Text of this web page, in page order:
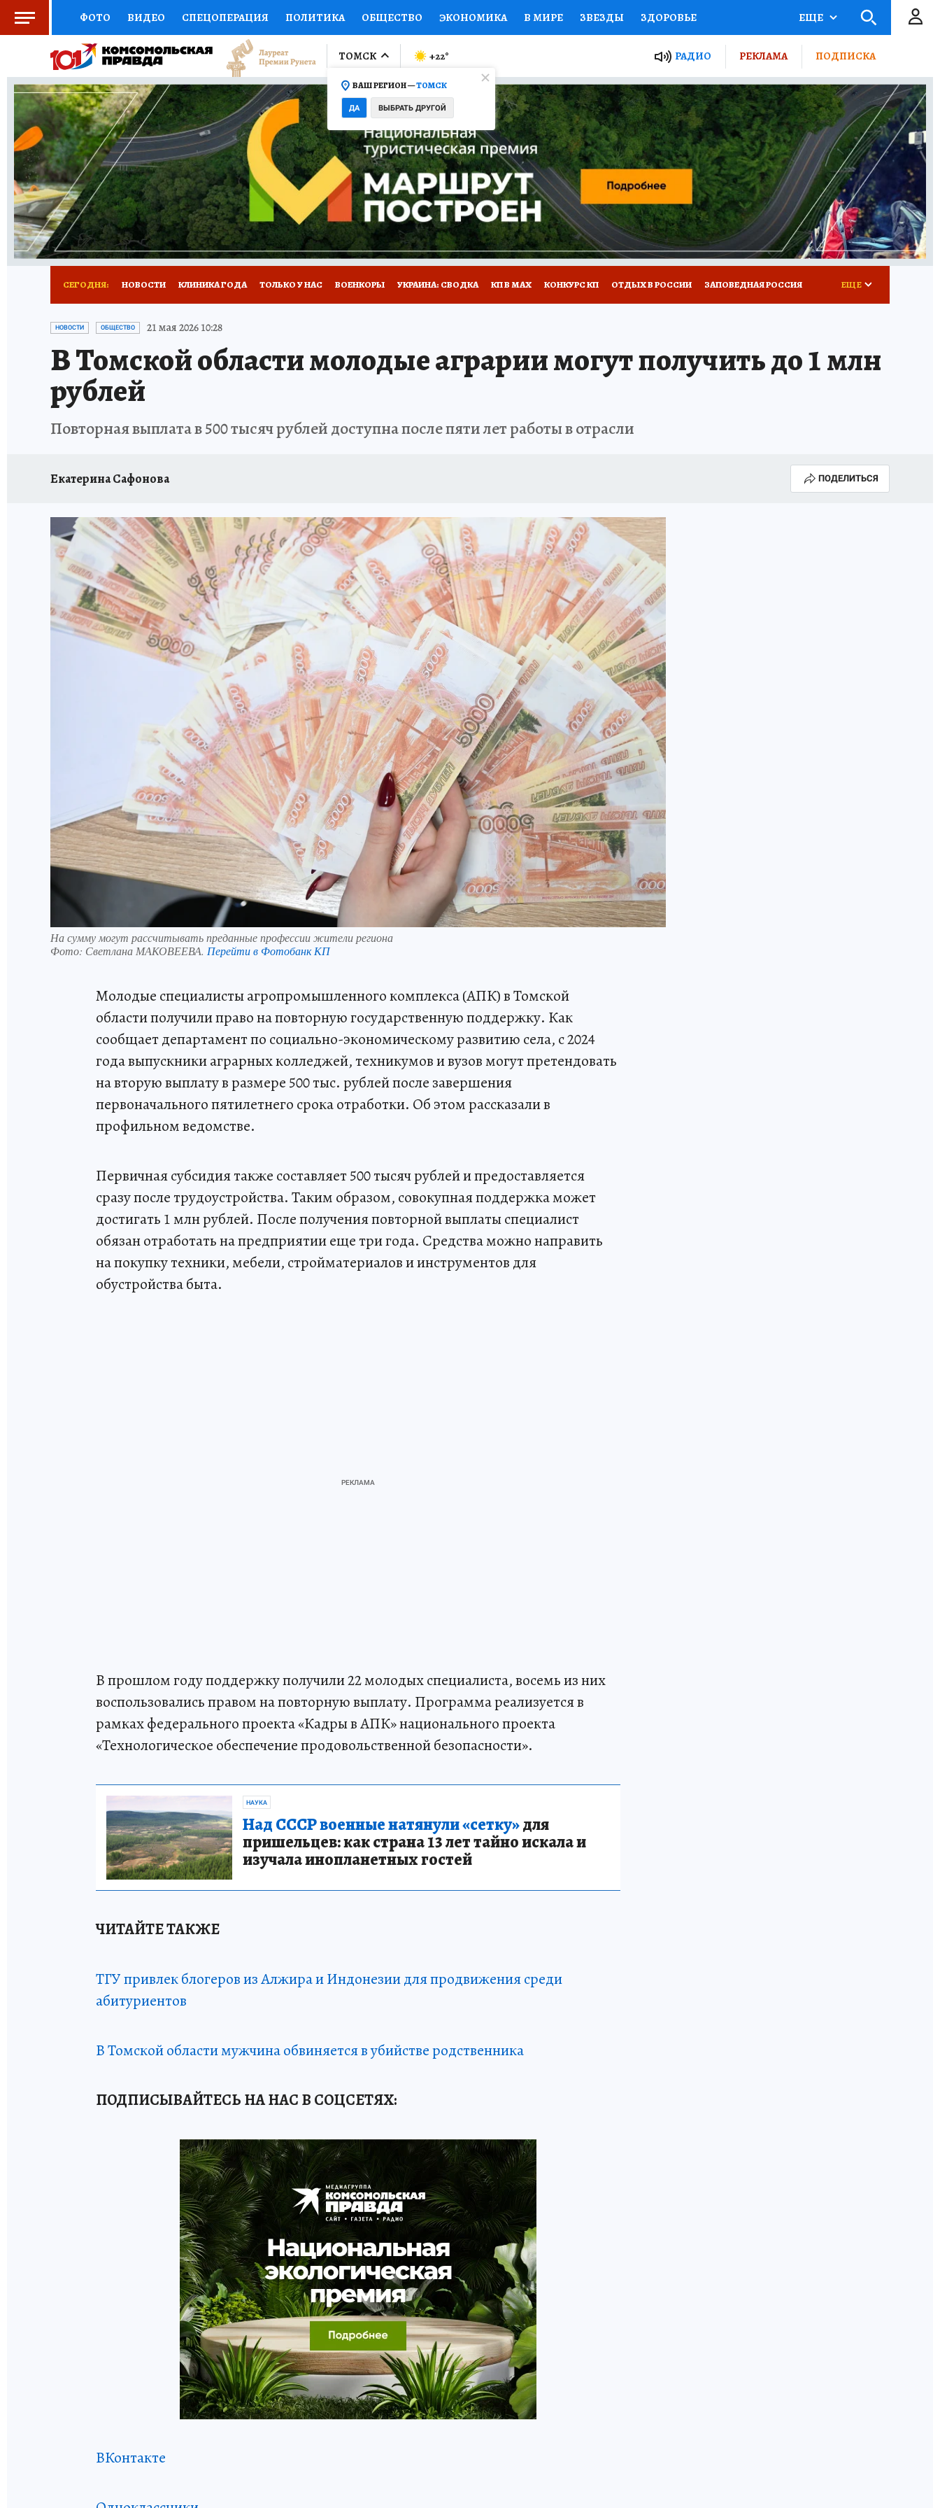
ФОТО ВИДЕО СПЕЦОПЕРАЦИЯ ПОЛИТИКА ОБЩЕСТВО ЭКОНОМИКА В МИРЕ ЗВЕЗДЫ ЗДОРОВЬЕ
СОЦПОДДЕРЖКА НАУКА СПОРТ КОЛУМНИСТЫ ПРОИСШЕСТВИЯ НАЦИОНАЛЬНЫЕ ПРОЕКТЫ РОССИИ
ВЫБОР ЭКСПЕРТОВ ДОКТОР ФИНАНСЫ ОТКРЫВАЕМ МИР Я ЗНАЮ СЕМЬЯ ЖЕНСКИЕ СЕКРЕТЫ ПУТЕВОДИТЕЛЬ
КНИЖНАЯ ПОЛКА ПРОГНОЗЫ НА СПОРТ ПРОМОКОДЫ СЕРИАЛЫ СПЕЦПРОЕКТЫ ДЕФИЦИТ ЖЕЛЕЗА ТУРИЗМ
ПРЕСС-ЦЕНТР НЕДВИЖИМОСТЬ ТЕЛЕВИЗОР КОЛЛЕКЦИИ КОНКУРСЫ РАБОТА У НАС ГИД ПОТРЕБИТЕЛЯ ВСЕ О КП
РАДИО КП РЕКЛАМА ТЕСТЫ НОВОЕ НА САЙТЕ
ЕЩЕ
ТОМСК
ВАШ РЕГИОН —ТОМСК
ДА ВЫБРАТЬ ДРУГОЙ
+22° РАДИО РЕКЛАМА ПОДПИСКА
СЕГОДНЯ: НОВОСТИ КЛИНИКА ГОДА ТОЛЬКО У НАС ВОЕНКОРЫ УКРАИНА: СВОДКА КП В МАХ КОНКУРС КП ОТДЫХ В РОССИИ ЗАПОВЕДНАЯ РОССИЯ
ПРОИСШЕСТВИЯ АФИША
ЕЩЕ
НОВОСТИ ОБЩЕСТВО 21 мая 2026 10:28
В Томской области молодые аграрии могут получить до 1 млн
рублей
Повторная выплата в 500 тысяч рублей доступна после пяти лет работы в отрасли
Екатерина Сафонова ПОДЕЛИТЬСЯ
На сумму могут рассчитывать преданные профессии жители региона
Фото: Светлана МАКОВЕЕВА. Перейти в Фотобанк КП
Молодые специалисты агропромышленного комплекса (АПК) в Томской
области получили право на повторную государственную поддержку. Как
сообщает департамент по социально-экономическому развитию села, с 2024
года выпускники аграрных колледжей, техникумов и вузов могут претендовать
на вторую выплату в размере 500 тыс. рублей после завершения
первоначального пятилетнего срока отработки. Об этом рассказали в
профильном ведомстве.
Первичная субсидия также составляет 500 тысяч рублей и предоставляется
сразу после трудоустройства. Таким образом, совокупная поддержка может
достигать 1 млн рублей. После получения повторной выплаты специалист
обязан отработать на предприятии еще три года. Средства можно направить
на покупку техники, мебели, стройматериалов и инструментов для
обустройства быта.
В прошлом году поддержку получили 22 молодых специалиста, восемь из них
воспользовались правом на повторную выплату. Программа реализуется в
рамках федерального проекта «Кадры в АПК» национального проекта
«Технологическое обеспечение продовольственной безопасности».
НАУКА
Над СССР военные натянули «сетку»для
пришельцев: как страна 13 лет тайно искала и
изучала инопланетных гостей
ЧИТАЙТЕ ТАКЖЕ
ТГУ привлек блогеров из Алжира и Индонезии для продвижения среди
абитуриентов
В Томской области мужчина обвиняется в убийстве родственника
ПОДПИСЫВАЙТЕСЬ НА НАС В СОЦСЕТЯХ:
ВКонтакте